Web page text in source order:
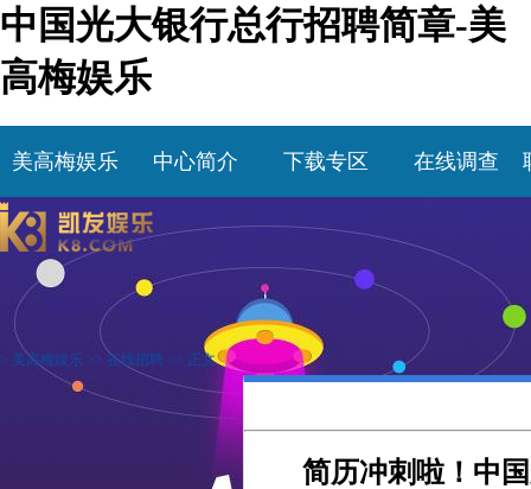
中国光大银行总行招聘简章-美
高梅娱乐
美高梅娱乐 中心简介 下载专区 在线调查
> 美高梅娱乐 >> 在线招聘 >> 正文
简历冲刺啦！中